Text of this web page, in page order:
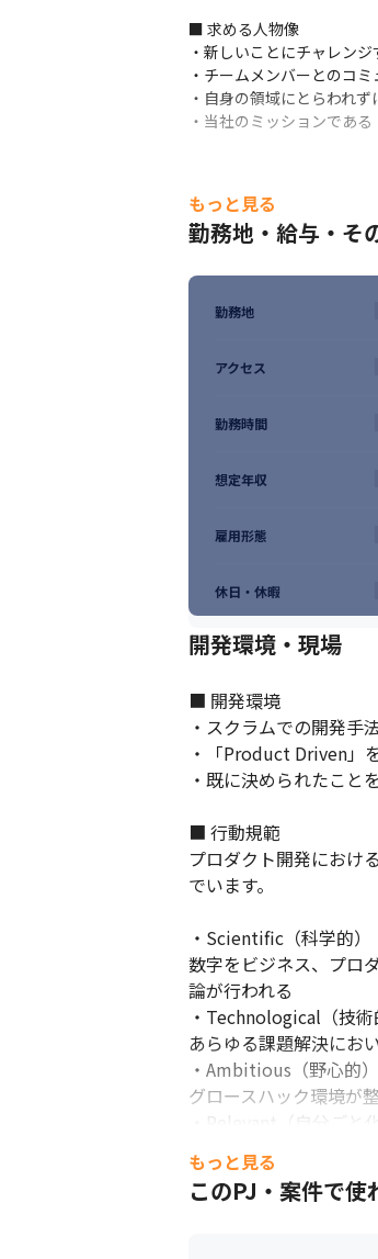
■ 求める人物像
・新しいことにチャレン
・チームメンバーとのコ
・自身の領域にとらわれ
・当社のミッションであ
もっと見る
勤務地・給与・そ
勤務地
アクセス
勤務時間
想定年収
雇用形態
休日・休暇
開発環境・現場
■ 開発環境
・スクラムでの開発手
・「Product Driven」
・既に決められたこと
■ 行動規範
プロダクト開発におけ
でいます。
・Scientific（科学的）
数字をビジネス、プロ
論が行われる
・Technological（技術
あらゆる課題解決にお
・Ambitious（野心的）
グロースハック環境が
・Relevant（自分ごと化
ビジネス、技術の専門
・Transactive memory
個々の専門性をリスペ
もっと見る
このPJ・案件で使